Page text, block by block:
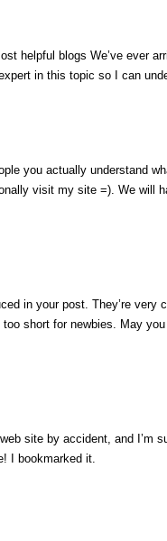
helpful blogs We’ve ever
in this topic so I can
you actually understand
visit my site =). We will
in your post. They’re very
short for newbies. May
site by accident, and I’m
I bookmarked it.